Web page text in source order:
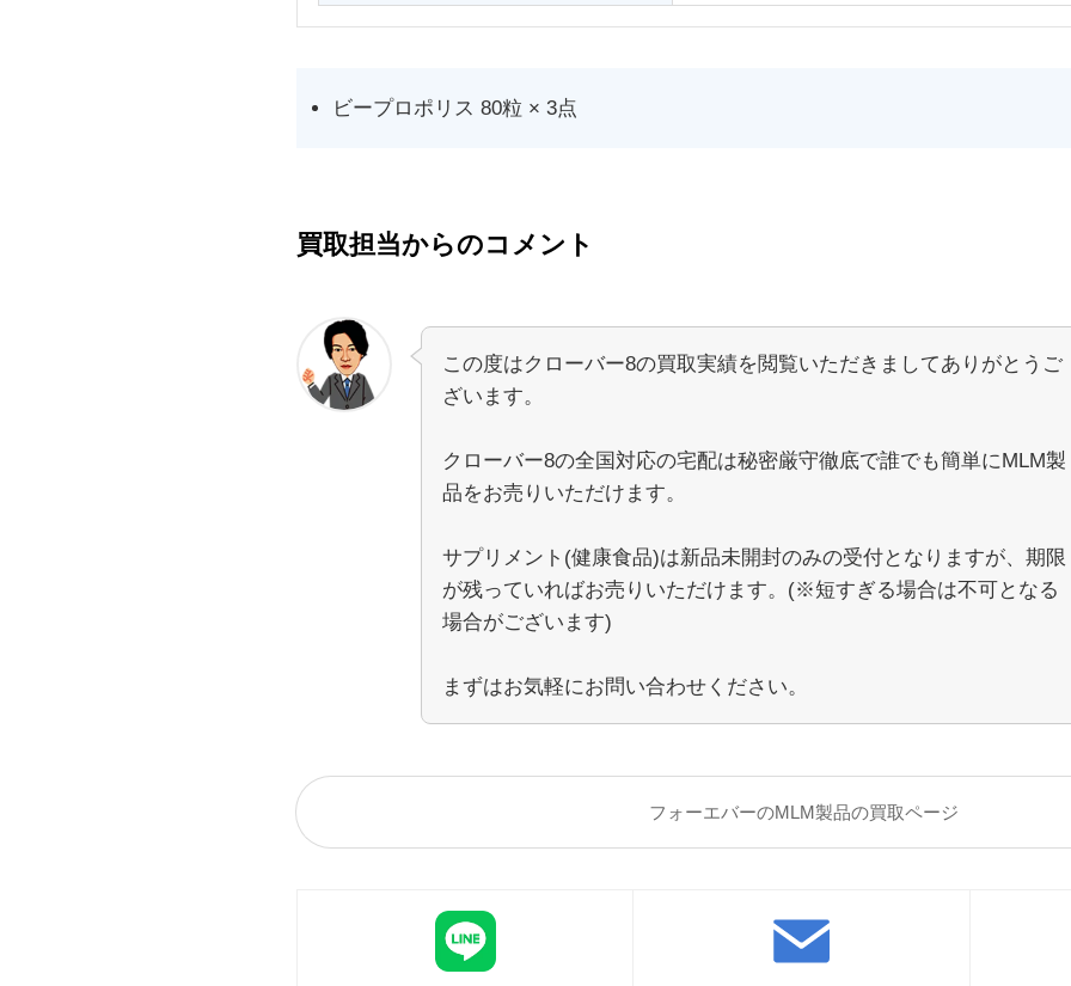
ビープロポリス 80粒 × 3点
買取担当からのコメント
この度はクローバー8の買取実績を閲覧いただきましてありがとうご
ざいます。
クローバー8の全国対応の宅配は秘密厳守徹底で誰でも簡単にMLM製
品をお売りいただけます。
サプリメント(健康食品)は新品未開封のみの受付となりますが、期限
が残っていればお売りいただけます。(※短すぎる場合は不可となる
場合がございます)
まずはお気軽にお問い合わせください。
フォーエバーのMLM製品の買取ページ